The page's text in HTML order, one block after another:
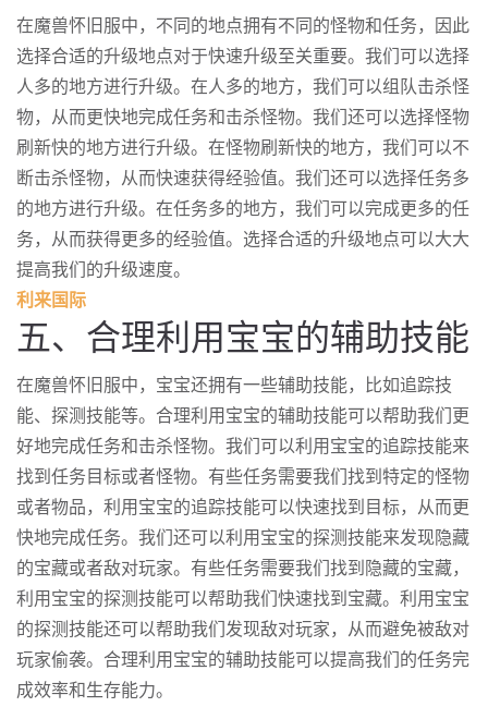
在魔兽怀旧服中，不同的地点拥有不同的怪物和任务，因此
选择合适的升级地点对于快速升级至关重要。我们可以选择
人多的地方进行升级。在人多的地方，我们可以组队击杀怪
物，从而更快地完成任务和击杀怪物。我们还可以选择怪物
刷新快的地方进行升级。在怪物刷新快的地方，我们可以不
断击杀怪物，从而快速获得经验值。我们还可以选择任务多
的地方进行升级。在任务多的地方，我们可以完成更多的任
务，从而获得更多的经验值。选择合适的升级地点可以大大
提高我们的升级速度。
利来国际
五、合理利用宝宝的辅助技能
在魔兽怀旧服中，宝宝还拥有一些辅助技能，比如追踪技
能、探测技能等。合理利用宝宝的辅助技能可以帮助我们更
好地完成任务和击杀怪物。我们可以利用宝宝的追踪技能来
找到任务目标或者怪物。有些任务需要我们找到特定的怪物
或者物品，利用宝宝的追踪技能可以快速找到目标，从而更
快地完成任务。我们还可以利用宝宝的探测技能来发现隐藏
的宝藏或者敌对玩家。有些任务需要我们找到隐藏的宝藏，
利用宝宝的探测技能可以帮助我们快速找到宝藏。利用宝宝
的探测技能还可以帮助我们发现敌对玩家，从而避免被敌对
玩家偷袭。合理利用宝宝的辅助技能可以提高我们的任务完
成效率和生存能力。